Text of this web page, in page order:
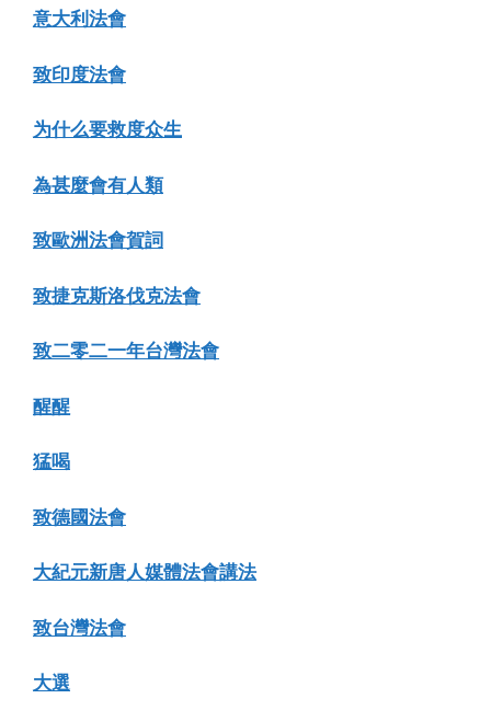
意大利法會
致印度法會
为什么要救度众生
為甚麼會有人類
致歐洲法會賀詞
致捷克斯洛伐克法會
致二零二一年台灣法會
醒醒
猛喝
致德國法會
大紀元新唐人媒體法會講法
致台灣法會
大選